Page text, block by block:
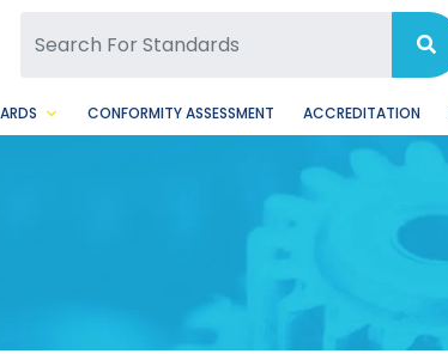
Facebook Page
Instagram Page
CONFORMITY ASSESSMENT ACCREDITATION